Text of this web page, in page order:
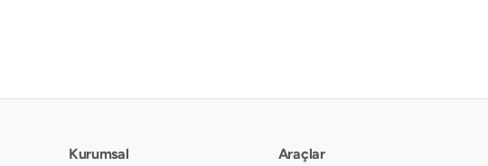
Kurumsal Araçlar